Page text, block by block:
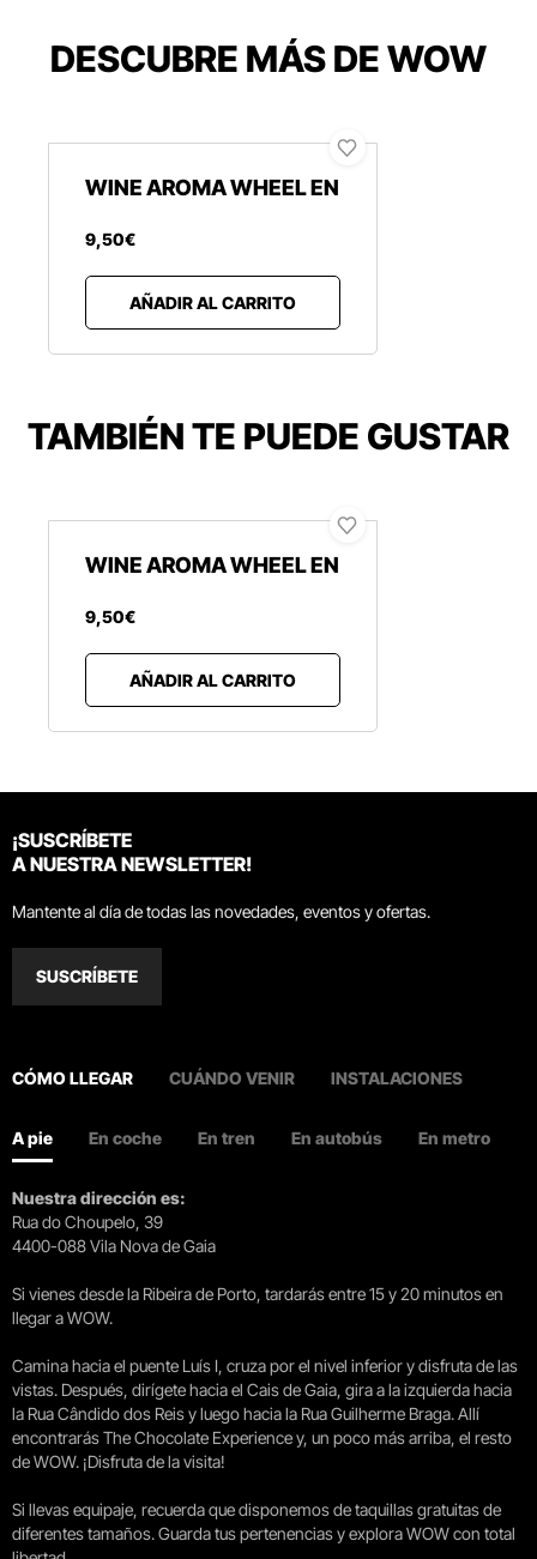
DESCUBRE MÁS DE WOW
WINE AROMA WHEEL EN
9,50€
AÑADIR AL CARRITO
TAMBIÉN TE PUEDE GUSTAR
WINE AROMA WHEEL EN
9,50€
AÑADIR AL CARRITO
¡SUSCRÍBETE
A NUESTRA NEWSLETTER!
Mantente al día de todas las novedades, eventos y ofertas.
SUSCRÍBETE
CÓMO LLEGAR CUÁNDO VENIR INSTALACIONES
A pie En coche En tren En autobús En metro
Nuestra dirección es:
Rua do Choupelo, 39
4400-088 Vila Nova de Gaia
Si vienes desde la Ribeira de Porto, tardarás entre 15 y 20 minutos en
llegar a WOW.
Camina hacia el puente Luís I, cruza por el nivel inferior y disfruta de las
vistas. Después, dirígete hacia el Cais de Gaia, gira a la izquierda hacia
la Rua Cândido dos Reis y luego hacia la Rua Guilherme Braga. Allí
encontrarás The Chocolate Experience y, un poco más arriba, el resto
de WOW. ¡Disfruta de la visita!
Si llevas equipaje, recuerda que disponemos de taquillas gratuitas de
diferentes tamaños. Guarda tus pertenencias y explora WOW con total